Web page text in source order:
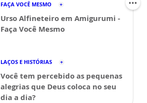
FAÇA VOCÊ MESMO
Urso Alfineteiro em Amigurumi -
Faça Você Mesmo
LAÇOS E HISTÓRIAS
Você tem percebido as pequenas
alegrias que Deus coloca no seu
dia a dia?